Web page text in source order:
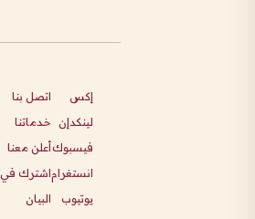
إكس
لينكدإن
فيسبوك
انستغرام
يوتيوب
اتصل بنا
خدماتنا
أعلن معنا
اشترك في
البيان